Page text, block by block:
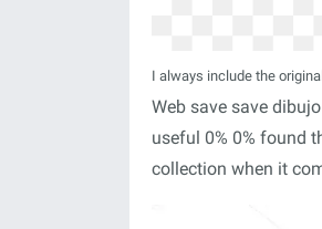
I always include the
Web save save
useful 0% 0% found
collection when it